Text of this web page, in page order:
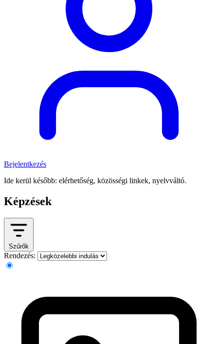
Bejelentkezés
Ide kerül később: elérhetőség, közösségi linkek, nyelvváltó.
Képzések
Szűrők
Rendezés: